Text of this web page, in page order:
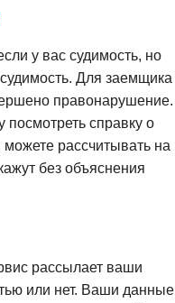
у вас судимость, но
Для заемщика
правонарушение.
справку о
рассчитывать на
без объяснения
рассылает ваши
или нет. Ваши данные